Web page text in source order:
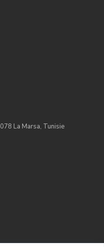
La Marsa, Tunisie